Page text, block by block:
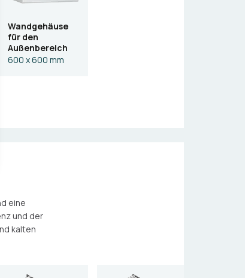
Wandgehäuse
für den
Außenbereich
600 x 600 mm
eine
und der
kalten